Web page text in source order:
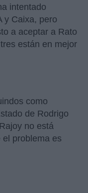
intentado
y Caixa, pero
a aceptar a Rato
están en mejor
como
de Rodrigo
no está
el problema es